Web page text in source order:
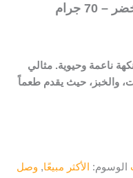
جرام
ناعمة وحيوية. مثالي
والخبز، حيث يقدم طعماً
الوسوم: الأكثر مبيعًا, وصل